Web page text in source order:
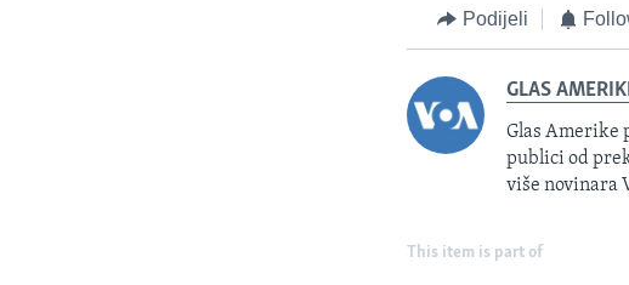
Podijeli
GLAS
Glas Amerike
publici od
više novinara
This item is part of